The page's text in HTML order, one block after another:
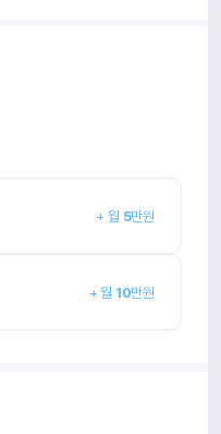
+ 월 5만원
+월 10만원